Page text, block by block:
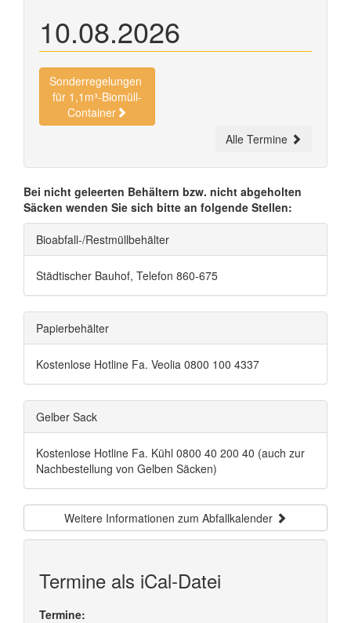
10.08.2026
Sonderregelungen
für 1,1m³-Biomüll-
Container
Alle Termine
Bei nicht geleerten Behältern bzw. nicht abgeholten
Säcken wenden Sie sich bitte an folgende Stellen:
Bioabfall-/Restmüllbehälter
Städtischer Bauhof, Telefon 860-675
Papierbehälter
Kostenlose Hotline Fa. Veolia 0800 100 4337
Gelber Sack
Kostenlose Hotline Fa. Kühl 0800 40 200 40 (auch zur
Nachbestellung von Gelben Säcken)
Weitere Informationen zum Abfallkalender
Termine als iCal-Datei
Termine: